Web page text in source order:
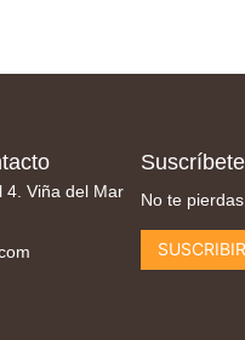
4. Viña del Mar
No te